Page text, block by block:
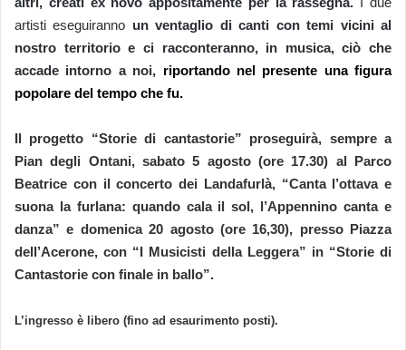
artisti eseguiranno un ventaglio di canti con temi vicini al
nostro territorio e ci racconteranno, in musica,ciò che
accade intorno a noi, riportando nel presente una figura
popolare del tempo che fu.
Il progetto “Storie di cantastorie” proseguirà, sempre a
Pian degli Ontani,sabato 5 agosto(ore 17.30) al Parco
Beatrice con il concerto dei Landafurlà, “Canta l’ottava e
suona la furlana: quando cala il sol, l’Appennino canta e
danza” e domenica 20 agosto (ore 16,30), pressoPiazza
dell’Acerone,con “I Musicisti della Leggera” in “Storie di
Cantastorie con finale in ballo”.
L’ingresso è libero (fino ad esaurimento posti).